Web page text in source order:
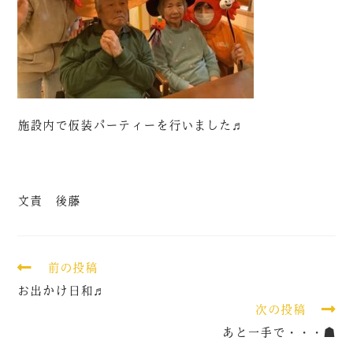
施設内で仮装パーティーを行いました♬
文責 後藤
前の投稿
お出かけ日和♬
次の投稿
あと一手で・・・☗